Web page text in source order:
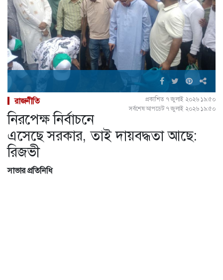
রাজনীতি
প্রকাশিত ৭ জুলাই ২০২৬ ১৯:৫০
সর্বশেষ আপডেট ৭ জুলাই ২০২৬ ১৯:৫০
নিরপেক্ষ নির্বাচনে
এসেছে সরকার, তাই দায়বদ্ধতা আছে:
রিজভী
সাভার প্রতিনিধি